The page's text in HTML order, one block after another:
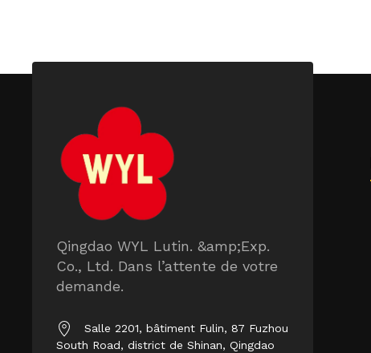
Qingdao WYL Lutin. &amp;Exp.
Co., Ltd. Dans l’attente de votre
demande.
Salle 2201, bâtiment Fulin, 87 Fuzhou
South Road, district de Shinan, Qingdao